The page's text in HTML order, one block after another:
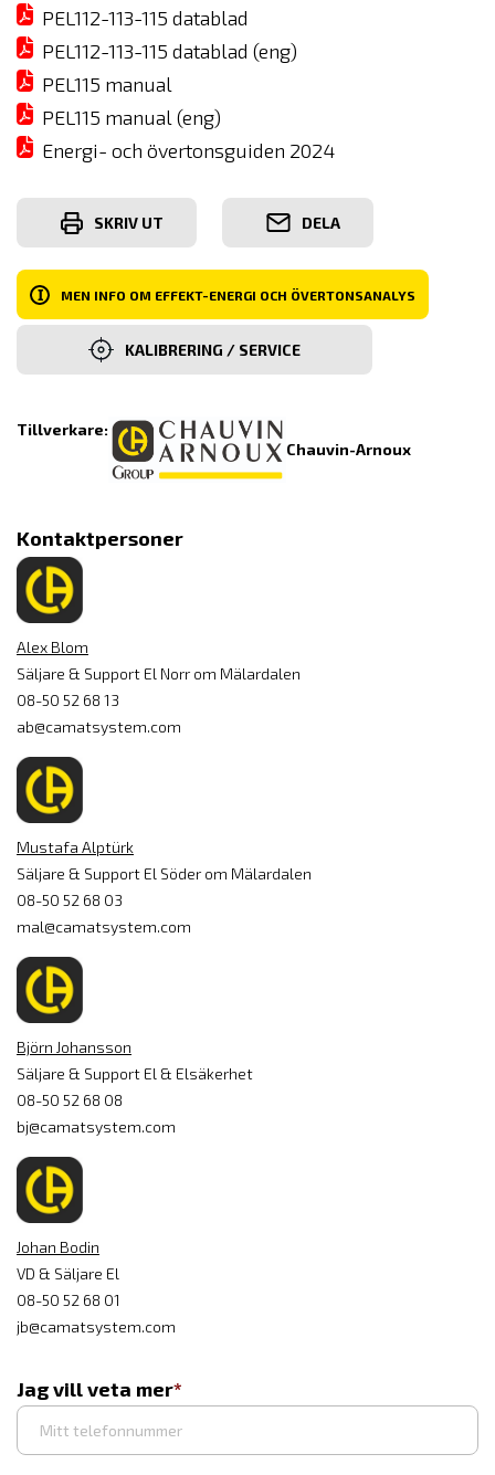
PEL112-113-115 datablad
PEL112-113-115 datablad (eng)
PEL115 manual
PEL115 manual (eng)
Energi- och övertonsguiden 2024
SKRIV UT DELA
I MEN INFO OM EFFEKT-ENERGI OCH ÖVERTONSANALYS
KALIBRERING / SERVICE
Tillverkare:
Chauvin-Arnoux
Kontaktpersoner
Alex Blom
Säljare & Support El Norr om Mälardalen
08-50 52 68 13
ab@camatsystem.com
Mustafa Alptürk
Säljare & Support El Söder om Mälardalen
08-50 52 68 03
mal@camatsystem.com
Björn Johansson
Säljare & Support El & Elsäkerhet
08-50 52 68 08
bj@camatsystem.com
Johan Bodin
VD & Säljare El
08-50 52 68 01
jb@camatsystem.com
Jag vill veta mer